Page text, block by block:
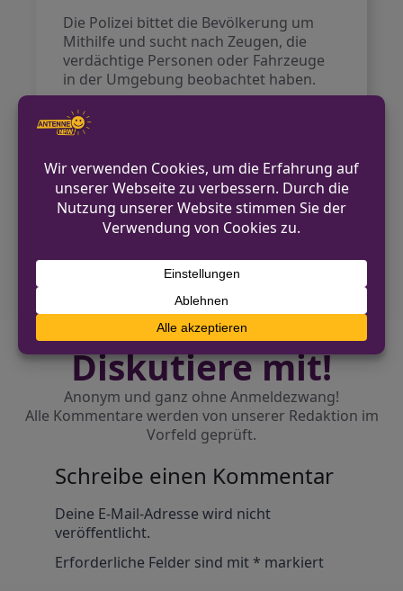
Die Polizei bittet die Bevölkerung um
Mithilfe und sucht nach Zeugen, die
verdächtige Personen oder Fahrzeuge
in der Umgebung beobachtet haben.
Rauchentwicklung in Mehrfamilienhaus in
Borchen-Etteln
NÄCHSTER BEITRAG
Oelde: Unbekannte brechen
Einbruchsversuch ab
Diskutiere mit!
Anonym und ganz ohne Anmeldezwang!
Alle Kommentare werden von unserer Redaktion im
Vorfeld geprüft.
Schreibe einen Kommentar
Deine E-Mail-Adresse wird nicht
veröffentlicht.
Erforderliche Felder sind mit * markiert